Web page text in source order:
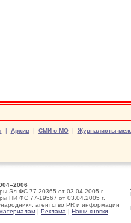
| Архив| СМИ о МО| Журналисты-
Эл ФС 77-20365 от 03.04.2005 г.
ПИ ФС 77-19567 от 03.04.2005 г.
агентство PR и информации
| Реклама | Наши кнопки